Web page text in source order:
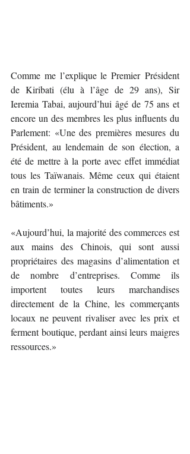
Comme me l’explique le Premier Président
de Kiribati (élu à l’âge de 29 ans), Sir
Ieremia Tabai, aujourd’hui âgé de 75 ans et
encore un des membres les plus influents du
Parlement: «Une des premières mesures du
Président, au lendemain de son élection, a
été de mettre à la porte avec effet immédiat
tous les Taïwanais. Même ceux qui étaient
en train de terminer la construction de divers
bâtiments.»
«Aujourd’hui, la majorité des commerces est
aux mains des Chinois, qui sont aussi
propriétaires des magasins d’alimentation et
de nombre d’entreprises. Comme ils
importent toutes leurs marchandises
directement de la Chine, les commerçants
locaux ne peuvent rivaliser avec les prix et
ferment boutique, perdant ainsi leurs maigres
ressources.»